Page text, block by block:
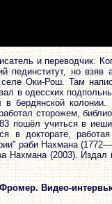
и переводчик.
но
Оки-Рош. Там
в одесских
бердянской
сторожем,
пошёл учиться в
докторате,
раби Нахмана
Нахмана (2003).
Видео-